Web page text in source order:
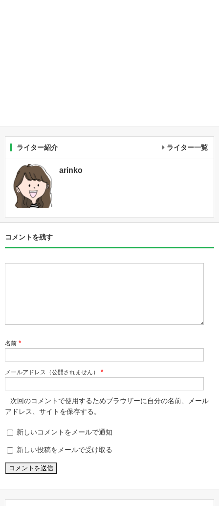
ライター紹介 ライター一覧
arinko
コメントを残す
名前 *
メールアドレス（公開されません） *
次回のコメントで使用するためブラウザーに自分の名前、メール
アドレス、サイトを保存する。
新しいコメントをメールで通知
新しい投稿をメールで受け取る